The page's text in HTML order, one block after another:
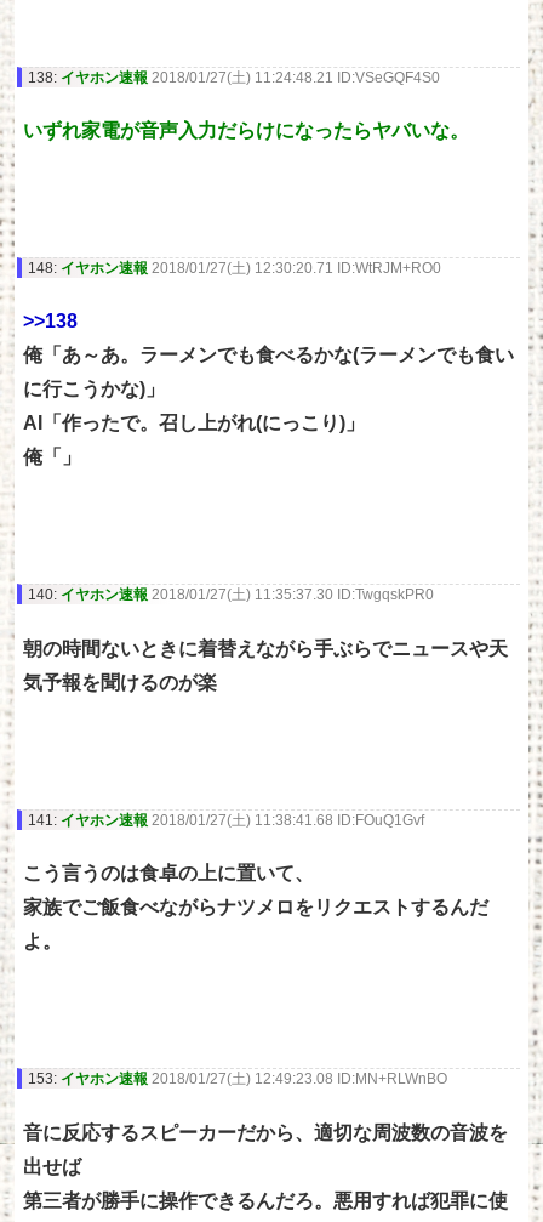
138: イヤホン速報 2018/01/27(土) 11:24:48.21 ID:VSeGQF4S0
いずれ家電が音声入力だらけになったらヤバいな。
148: イヤホン速報 2018/01/27(土) 12:30:20.71 ID:WtRJM+RO0
>>138
俺「あ～あ。ラーメンでも食べるかな(ラーメンでも食い
に行こうかな)」
AI「作ったで。召し上がれ(にっこり)」
俺「」
140: イヤホン速報 2018/01/27(土) 11:35:37.30 ID:TwgqskPR0
朝の時間ないときに着替えながら手ぶらでニュースや天
気予報を聞けるのが楽
141: イヤホン速報 2018/01/27(土) 11:38:41.68 ID:FOuQ1Gvf
こう言うのは食卓の上に置いて、
家族でご飯食べながらナツメロをリクエストするんだ
よ。
153: イヤホン速報 2018/01/27(土) 12:49:23.08 ID:MN+RLWnBO
音に反応するスピーカーだから、適切な周波数の音波を
出せば
第三者が勝手に操作できるんだろ。悪用すれば犯罪に使